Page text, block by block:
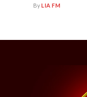
ByLIA FM